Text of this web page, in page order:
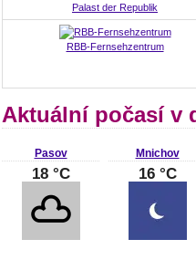
Palast der Republik
RBB-Fernsehzentrum
Aktuální počasí v
Pasov
18 °C
Mnichov
16 °C